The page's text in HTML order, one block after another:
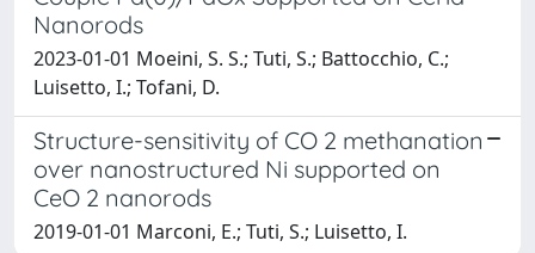
Nanorods
2023-01-01 Moeini, S. S.; Tuti, S.; Battocchio, C.;
Luisetto, I.; Tofani, D.
Structure-sensitivity of CO 2 methanation
over nanostructured Ni supported on
CeO 2 nanorods
2019-01-01 Marconi, E.; Tuti, S.; Luisetto, I.